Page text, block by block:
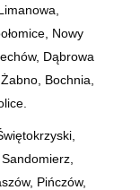
Nowy
Dąbrowa
Bochnia,
Pińczów,